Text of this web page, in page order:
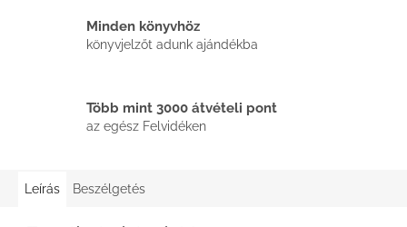
Minden könyvhöz
könyvjelzőt adunk ajándékba
Több mint 3000 átvételi pont
az egész Felvidéken
Leírás Beszélgetés